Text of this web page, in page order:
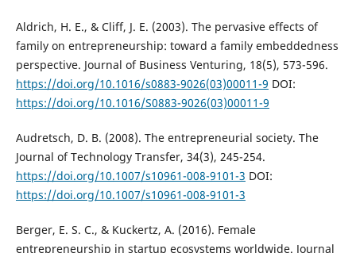
Aldrich, H. E., & Cliff, J. E. (2003). The pervasive effects of
family on entrepreneurship: toward a family embeddedness
perspective. Journal of Business Venturing, 18(5), 573-596.
https://doi.org/10.1016/s0883-9026(03)00011-9 DOI:
https://doi.org/10.1016/S0883-9026(03)00011-9
Audretsch, D. B. (2008). The entrepreneurial society. The
Journal of Technology Transfer, 34(3), 245-254.
https://doi.org/10.1007/s10961-008-9101-3 DOI:
https://doi.org/10.1007/s10961-008-9101-3
Berger, E. S. C., & Kuckertz, A. (2016). Female
entrepreneurship in startup ecosystems worldwide. Journal